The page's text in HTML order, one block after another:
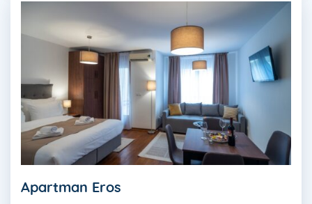
Apartman Eros